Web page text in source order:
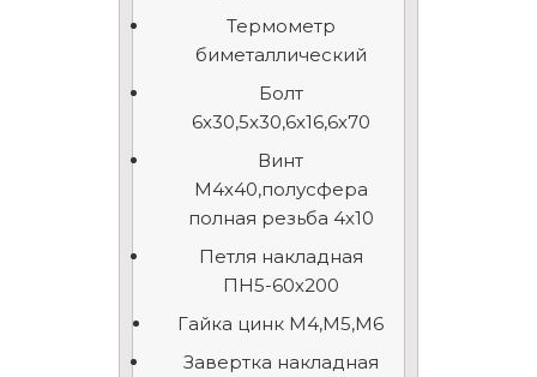
Термометр
биметаллический
Болт
6х30,5х30,6х16,6х70
Винт
М4х40,полусфера
полная резьба 4х10
Петля накладная
ПН5-60х200
Гайка цинк М4,М5,М6
Завертка накладная